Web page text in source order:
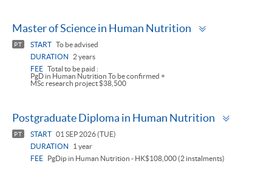
Master of Science in Human Nutrition
PT START To be advised
DURATION
2 years
FEE Total to be paid :
PgD in Human Nutrition To be confirmed +
MSc research project $38,500
Postgraduate Diploma in Human Nutrition
PT START 01 SEP 2026 (TUE)
DURATION
1 year
FEE
PgDip in Human Nutrition - HK$108,000 (2 instalments)